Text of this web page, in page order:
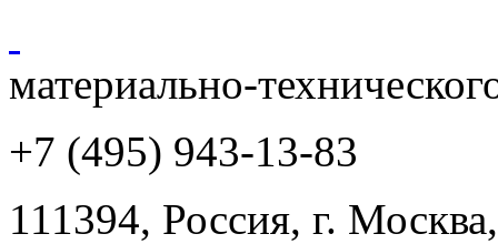
материально-
+7 (495) 943-13-83
111394, Россия, г. Москва